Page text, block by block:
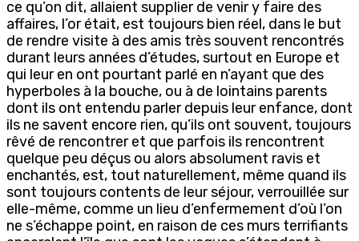
ce qu’on dit, allaient supplier de venir y faire des
affaires, l’or était, est toujours bien réel, dans le but
de rendre visite à des amis très souvent rencontrés
durant leurs années d’études, surtout en Europe et
qui leur en ont pourtant parlé en n’ayant que des
hyperboles à la bouche, ou à de lointains parents
dont ils ont entendu parler depuis leur enfance, dont
ils ne savent encore rien, qu’ils ont souvent, toujours
rêvé de rencontrer et que parfois ils rencontrent
quelque peu déçus ou alors absolument ravis et
enchantés, est, tout naturellement, même quand ils
sont toujours contents de leur séjour, verrouillée sur
elle-même, comme un lieu d’enfermement d’où l’on
ne s’échappe point, en raison de ces murs terrifiants